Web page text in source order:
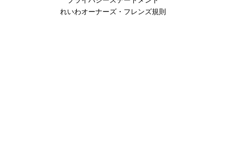
れいわオーナーズ・フレンズ規則